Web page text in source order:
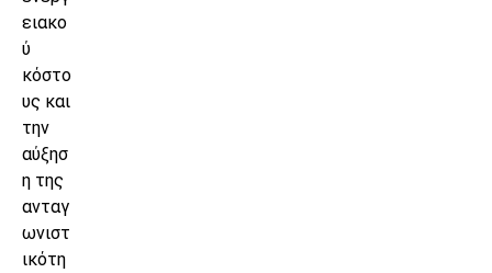
ειακο
ύ
κόστο
υς και
την
αύξησ
η της
ανταγ
ωνιστ
ικότη